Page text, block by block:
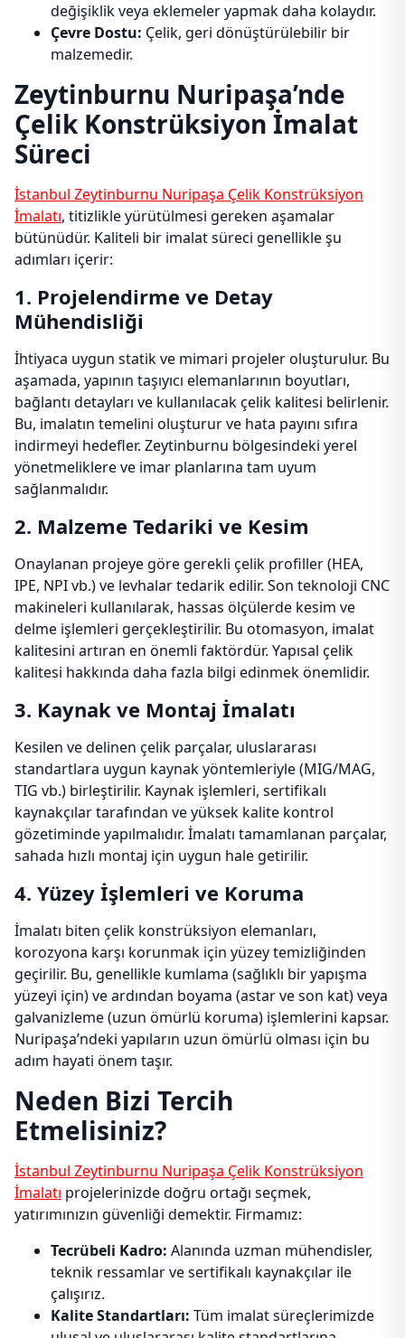
değişiklik veya eklemeler yapmak daha kolaydır.
Çevre Dostu: Çelik, geri dönüştürülebilir bir
malzemedir.
Zeytinburnu Nuripaşa’nde
Çelik Konstrüksiyon İmalat
Süreci
İstanbul Zeytinburnu Nuripaşa Çelik Konstrüksiyon
İmalatı, titizlikle yürütülmesi gereken aşamalar
bütünüdür. Kaliteli bir imalat süreci genellikle şu
adımları içerir:
1. Projelendirme ve Detay
Mühendisliği
İhtiyaca uygun statik ve mimari projeler oluşturulur. Bu
aşamada, yapının taşıyıcı elemanlarının boyutları,
bağlantı detayları ve kullanılacak çelik kalitesi belirlenir.
Bu, imalatın temelini oluşturur ve hata payını sıfıra
indirmeyi hedefler. Zeytinburnu bölgesindeki yerel
yönetmeliklere ve imar planlarına tam uyum
sağlanmalıdır.
2. Malzeme Tedariki ve Kesim
Onaylanan projeye göre gerekli çelik profiller (HEA,
IPE, NPI vb.) ve levhalar tedarik edilir. Son teknoloji CNC
makineleri kullanılarak, hassas ölçülerde kesim ve
delme işlemleri gerçekleştirilir. Bu otomasyon, imalat
kalitesini artıran en önemli faktördür. Yapısal çelik
kalitesi hakkında daha fazla bilgi edinmek önemlidir.
3. Kaynak ve Montaj İmalatı
Kesilen ve delinen çelik parçalar, uluslararası
standartlara uygun kaynak yöntemleriyle (MIG/MAG,
TIG vb.) birleştirilir. Kaynak işlemleri, sertifikalı
kaynakçılar tarafından ve yüksek kalite kontrol
gözetiminde yapılmalıdır. İmalatı tamamlanan parçalar,
sahada hızlı montaj için uygun hale getirilir.
4. Yüzey İşlemleri ve Koruma
İmalatı biten çelik konstrüksiyon elemanları,
korozyona karşı korunmak için yüzey temizliğinden
geçirilir. Bu, genellikle kumlama (sağlıklı bir yapışma
yüzeyi için) ve ardından boyama (astar ve son kat) veya
galvanizleme (uzun ömürlü koruma) işlemlerini kapsar.
Nuripaşa’ndeki yapıların uzun ömürlü olması için bu
adım hayati önem taşır.
Neden Bizi Tercih
Etmelisiniz?
İstanbul Zeytinburnu Nuripaşa Çelik Konstrüksiyon
İmalatı projelerinizde doğru ortağı seçmek,
yatırımınızın güvenliği demektir. Firmamız:
Tecrübeli Kadro: Alanında uzman mühendisler,
teknik ressamlar ve sertifikalı kaynakçılar ile
çalışırız.
Kalite Standartları: Tüm imalat süreçlerimizde